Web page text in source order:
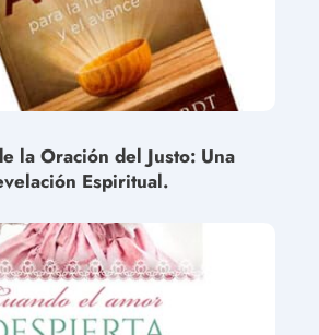
la Oración del Justo: Una
Espiritual.